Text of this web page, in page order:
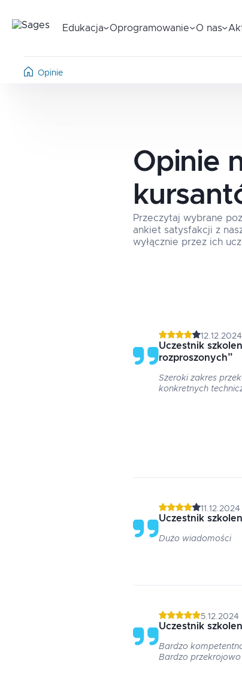
Edukacja Oprogramowanie O nas
Opinie
Opinie
Przeczytaj wybrane
ankiet satysfakcji z
wyłącznie przez ich
12.12.2024
Uczestnik
rozproszonych”
Szeroki zakres
konkretnych
11.12.2024
Uczestnik
Dużo wiadomości
5.12.2024
Uczestnik
Bardzo
Bardzo